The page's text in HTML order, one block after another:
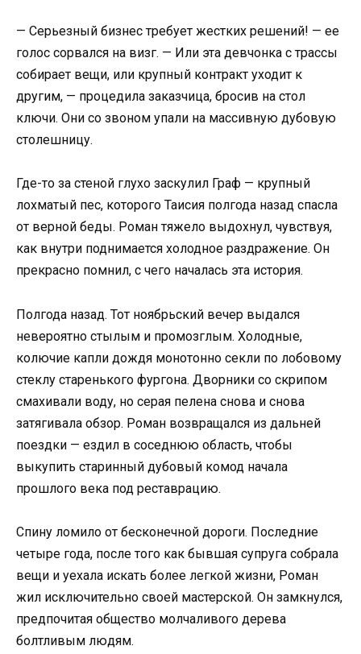
— Серьезный бизнес требует жестких решений! — ее
голос сорвался на визг. — Или эта девчонка с трассы
собирает вещи, или крупный контракт уходит к
другим, — процедила заказчица, бросив на стол
ключи. Они со звоном упали на массивную дубовую
столешницу.
Где-то за стеной глухо заскулил Граф — крупный
лохматый пес, которого Таисия полгода назад спасла
от верной беды. Роман тяжело выдохнул, чувствуя,
как внутри поднимается холодное раздражение. Он
прекрасно помнил, с чего началась эта история.
Полгода назад. Тот ноябрьский вечер выдался
невероятно стылым и промозглым. Холодные,
колючие капли дождя монотонно секли по лобовому
стеклу старенького фургона. Дворники со скрипом
смахивали воду, но серая пелена снова и снова
затягивала обзор. Роман возвращался из дальней
поездки — ездил в соседнюю область, чтобы
выкупить старинный дубовый комод начала
прошлого века под реставрацию.
Спину ломило от бесконечной дороги. Последние
четыре года, после того как бывшая супруга собрала
вещи и уехала искать более легкой жизни, Роман
жил исключительно своей мастерской. Он замкнулся,
предпочитая общество молчаливого дерева
болтливым людям.